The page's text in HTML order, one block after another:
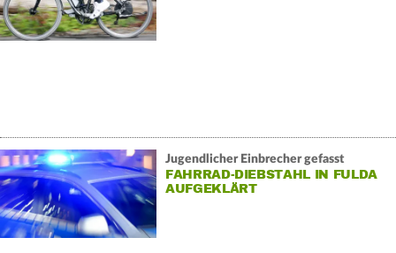
Jugendlicher Einbrecher gefasst
FAHRRAD-DIEBSTAHL IN FULDA
AUFGEKLÄRT